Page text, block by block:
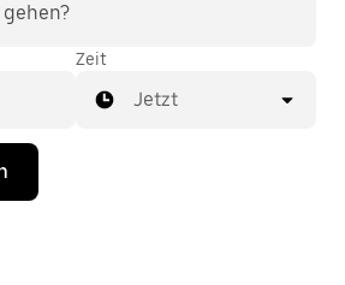
gehen?
Zeit
Jetzt